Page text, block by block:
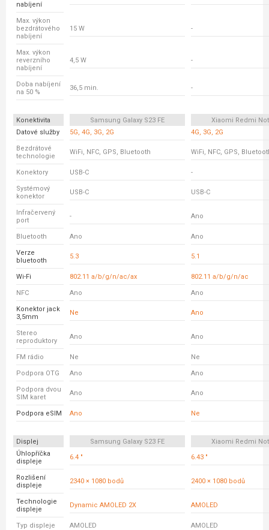
nabíjení
Max. výkon
bezdrátového
nabíjení
15 W -
Max. výkon
reverzního
nabíjení
4,5 W -
Doba nabíjení
na 50 %
36,5 min. -
Konektivita Samsung Galaxy S23 FE
Xiaomi Redmi
Datové služby
5G, 4G, 3G, 2G 4G, 3G, 2G
Bezdrátové
technologie
WiFi, NFC, GPS, Bluetooth WiFi, NFC, GPS,
Konektory USB-C -
Systémový
konektor
USB-C USB-C
Infračervený
port
- Ano
Bluetooth Ano Ano
Verze
bluetooth
5.3 5.1
Wi-Fi 802.11 a/b/g/n/ac/ax 802.11 a/b/g/n/ac
NFC Ano Ano
Konektor jack
3,5mm
Ne Ano
Stereo
reproduktory
Ano Ano
FM rádio Ne Ne
Podpora OTG Ano Ano
Podpora dvou
SIM karet
Ano Ano
Podpora eSIM Ano Ne
Displej Samsung Galaxy S23 FE
Xiaomi Redmi
Úhlopříčka
displeje
6.4 " 6.43 "
Rozlišení
displeje
2340 × 1080 bodů 2400 × 1080 bodů
Technologie
displeje
Dynamic AMOLED 2X AMOLED
Typ displeje AMOLED AMOLED